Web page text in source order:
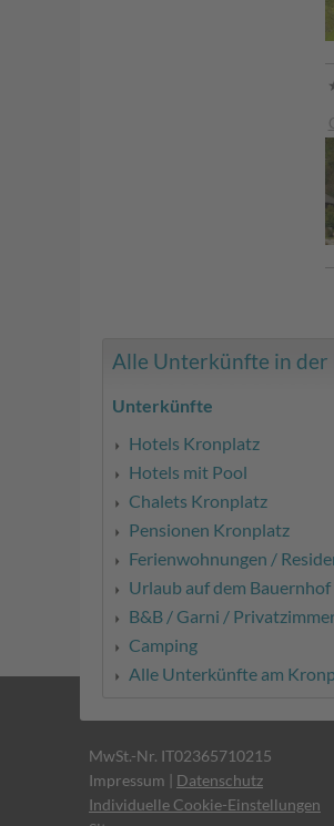
Alle Unterkünfte in
Unterkünfte
Hotels Kronplatz
Hotels mit Pool
Chalets Kronplatz
Pensionen Kronplatz
Ferienwohnungen /
Urlaub auf dem Bauernhof
B&B / Garni /
Camping
Alle Unterkünfte am
MwSt.-Nr. IT02365710215
Impressum | Datenschutz
Individuelle Cookie-Einstellungen